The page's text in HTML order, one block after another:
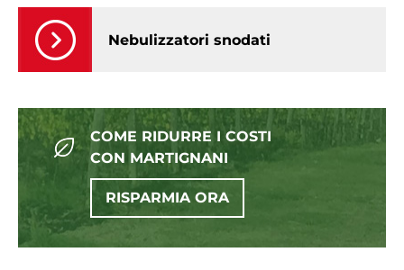
Nebulizzatori snodati
COME RIDURRE I COSTI
CON MARTIGNANI
RISPARMIA ORA